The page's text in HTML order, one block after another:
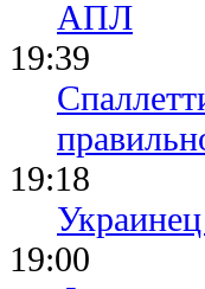
19:39
19:18
19:00
Франция